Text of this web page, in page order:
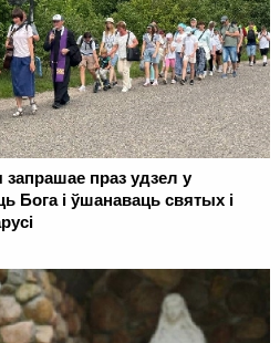
запрашае праз удзел у
Бога і ўшанаваць святых і